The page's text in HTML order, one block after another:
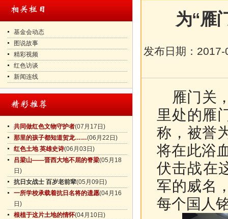
基金会动态
图说故事
精彩视频
红色访谈
新闻连线
共同做红色文物守护者(07月17日)
那里的孩子都知道贺龙……(06月22日)
红色土地 英雄史诗(06月03日)
吕梁山——晋西大地不屈的脊梁(05月18
日)
抗日女战士 百岁老前辈(05月09日)
一所学校承载着抗日名将的遗愿(04月16
日)
根植于这片土地的情怀(04月10日)
为“雁
发布日期： 2017-
雁门关
里处的雁
称，被誉
将在此浴
伏击战在
军的威名
每个国人